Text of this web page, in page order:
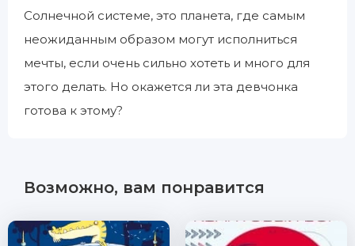
Солнечной системе, это планета, где самым
неожиданным образом могут исполниться
мечты, если очень сильно хотеть и много для
этого делать. Но окажется ли эта девчонка
готова к этому?
Возможно, вам понравится